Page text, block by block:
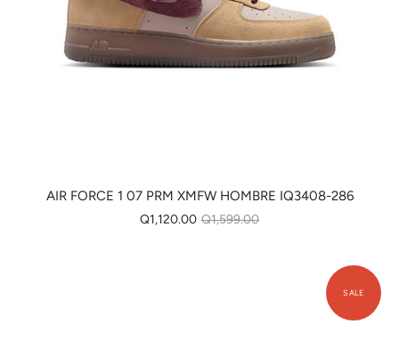
AIR FORCE 1 07 PRM XMFW HOMBRE IQ3408-286
Q1,120.00 Q1,599.00